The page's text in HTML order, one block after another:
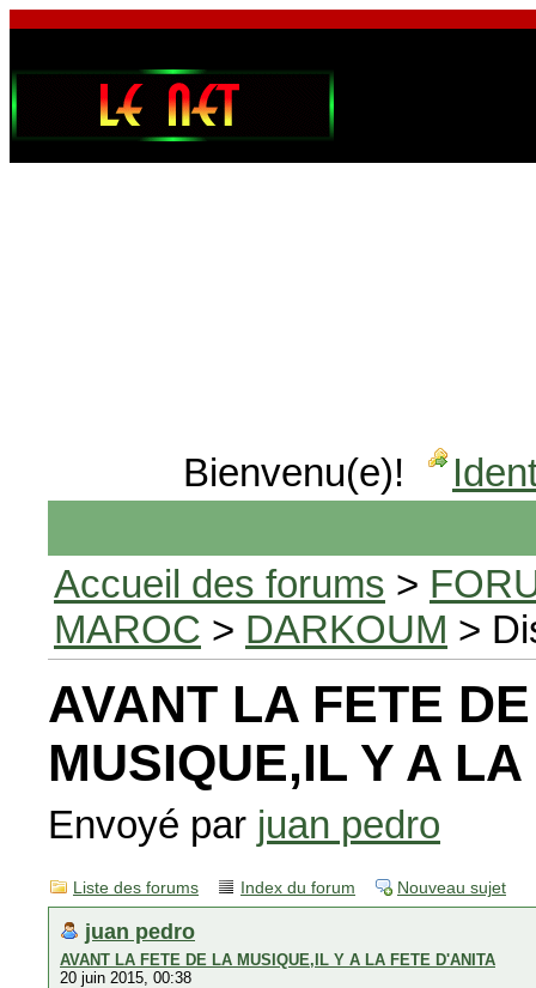
Bienvenu(e)!
Accueil des forums >
MAROC > DARKOUM >
AVANT LA FETE
MUSIQUE,IL Y A
Envoyé par juan pedro
Liste des forums Index du forum Nouveau sujet
juan pedro
AVANT LA FETE DE LA MUSIQUE,IL Y A LA FETE D'ANITA
20 juin 2015, 00:38